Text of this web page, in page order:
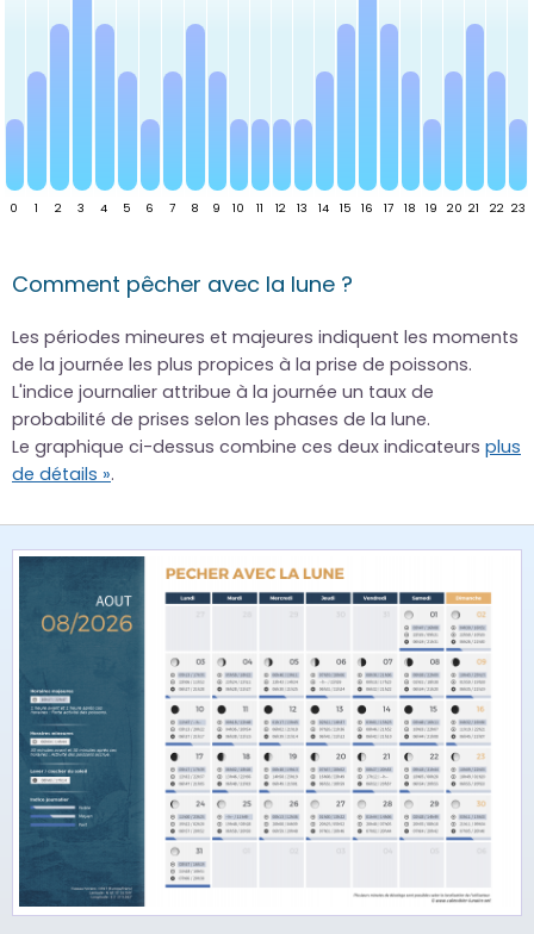
Comment pêcher avec la lune ?
Les périodes mineures et majeures indiquent les moments
de la journée les plus propices à la prise de poissons.
L'indice journalier attribue à la journée un taux de
probabilité de prises selon les phases de la lune.
Le graphique ci-dessus combine ces deux indicateurs plus
de détails ».